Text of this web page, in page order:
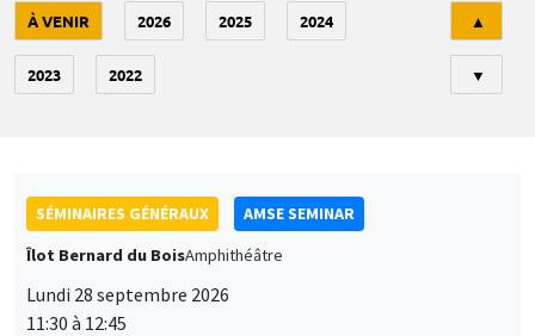
À VENIR 2026 2025 2024
2023 2022
▲
▼
SÉMINAIRES GÉNÉRAUX
AMSE SEMINAR
Îlot Bernard du BoisAmphithéâtre
Lundi 28 septembre 2026
11:30 à 12:45